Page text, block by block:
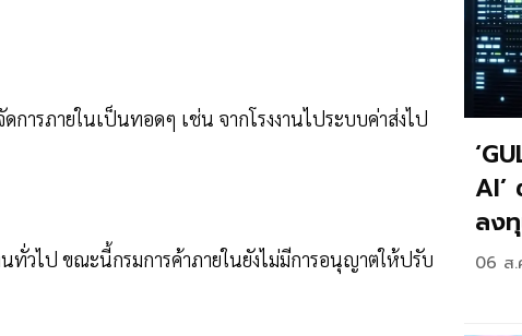
การภายในเป็นทอดๆ เช่น จากโรงงานไประบบค่าส่งไป
ทั่วไป ขณะนี้กรมการค้าภายในยังไม่มีการอนุญาตให้ปรับ
AI’ ตั้งเป้ารายได้โต 15% เดินหน้า
ลง
06 ส.